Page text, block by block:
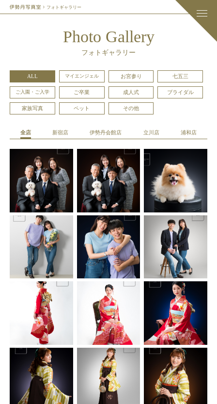
フォトギャラリー
Photo Gallery
フォトギャラリー
ALL マイエンジェル お宮参り 七五三
ご入園・ご入学 ご卒業 成人式 ブライダル
家族写真 ペット その他
全店 新宿店 伊勢丹会館店 立川店 浦和店